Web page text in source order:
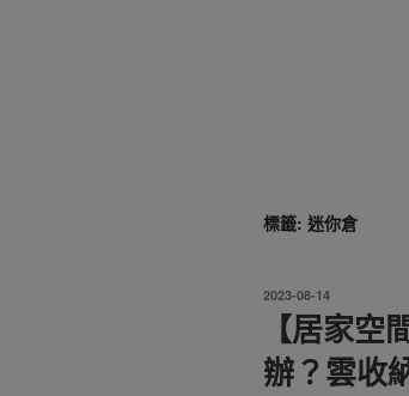
標籤: 迷你倉
發
2023-08-14
【居家
辦？雲收